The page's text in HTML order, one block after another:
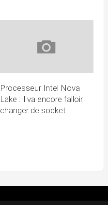
Processeur Intel Nova
Lake : il va encore falloir
changer de socket